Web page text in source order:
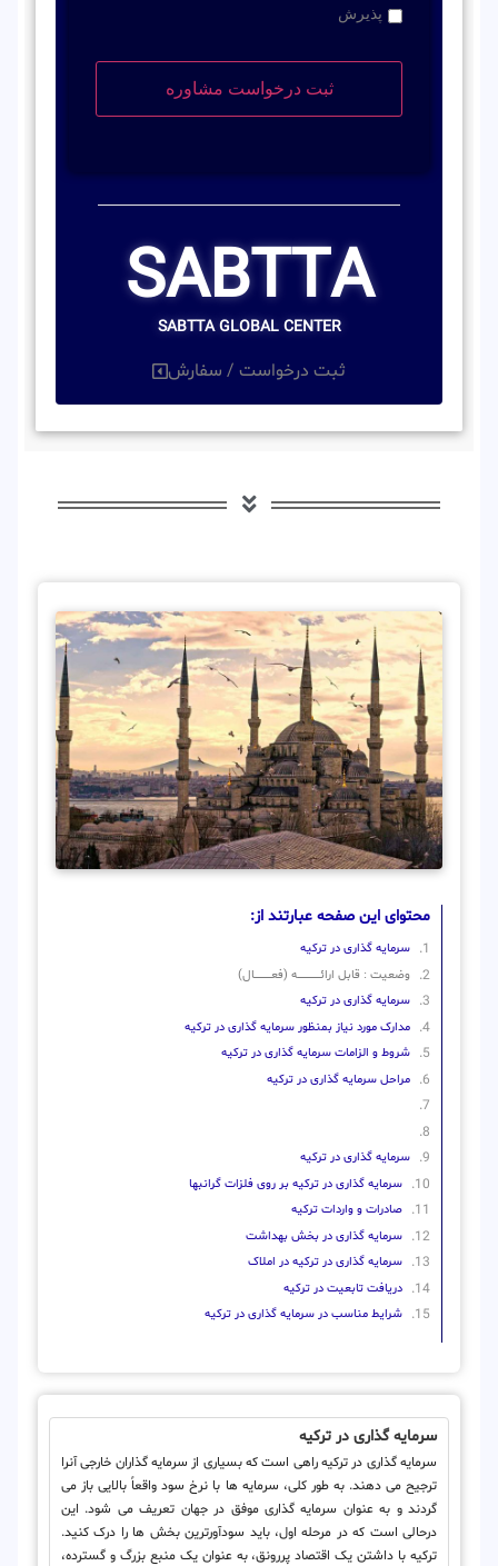
پذیرش
SABTTA
SABTTA GLOBAL CENTER
ثبت درخواست / سفارش
محتوای این صفحه عبارتند از:
سرمایه گذاری در ترکیه
وضعیت : قابل ارائــــــــــــــــــــه (فعـــــــــــــــال)
سرمایه گذاری در ترکیه
مدارک مورد نیاز بمنظور سرمایه گذاری در ترکیه
شروط و الزامات سرمایه گذاری در ترکیه
مراحل سرمایه گذاری در ترکیه
سرمایه گذاری در ترکیه
سرمایه گذاری در ترکیه بر روی فلزات گرانبها
صادرات و واردات ترکیه
سرمایه گذاری در بخش بهداشت
سرمایه گذاری در ترکیه در املاک
دریافت تابعیت در ترکیه
شرایط مناسب در سرمایه گذاری در ترکیه
سرمایه گذاری در ترکیه
سرمایه گذاری در ترکیه راهی است که بسیاری از سرمایه گذاران خارجی آنرا
ترجیح می دهند. به طور کلی، سرمایه ها با نرخ سود واقعاً بالایی باز می
گردند و به عنوان سرمایه گذاری موفق در جهان تعریف می شود. این
درحالی است که در مرحله اول، باید سودآورترین بخش ها را درک کنید.
ترکیه با داشتن یک اقتصاد پررونق، به عنوان یک منبع بزرگ و گسترده،